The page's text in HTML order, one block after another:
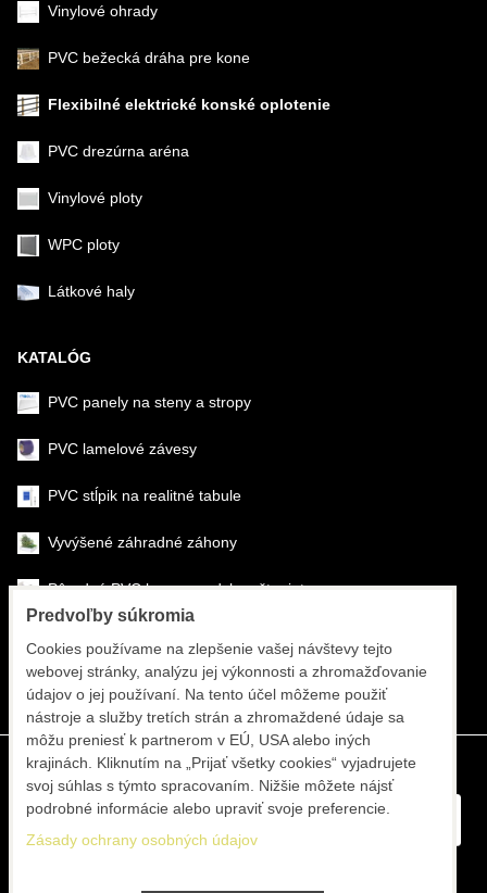
Vinylové ohrady
PVC bežecká dráha pre kone
Flexibilné elektrické konské oplotenie
PVC drezúrna aréna
Vinylové ploty
WPC ploty
Látkové haly
KATALÓG
PVC panely na steny a stropy
PVC lamelové závesy
PVC stĺpik na realitné tabule
Vyvýšené záhradné záhony
Pôrodné PVC boxy na odchov šteniat
Športové systémy
Predvoľby súkromia
Cookies používame na zlepšenie vašej návštevy tejto
webovej stránky, analýzu jej výkonnosti a zhromažďovanie
údajov o jej používaní. Na tento účel môžeme použiť
nástroje a služby tretích strán a zhromaždené údaje sa
môžu preniesť k partnerom v EÚ, USA alebo iných
krajinách. Kliknutím na „Prijať všetky cookies“ vyjadrujete
svoj súhlas s týmto spracovaním. Nižšie môžete nájsť
podrobné informácie alebo upraviť svoje preferencie.
Zásady ochrany osobných údajov